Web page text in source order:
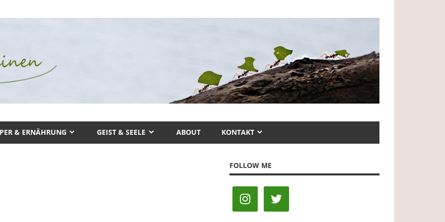
& ERNÄHRUNG GEIST & SEELE ABOUT KONTAKT
FOLLOW ME